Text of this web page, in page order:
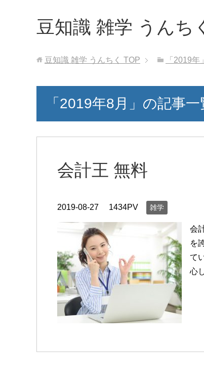
豆知識 雑学 うんち
豆知識 雑学 うんちく TOP 「2019
「2019年8月」の記事一
会計王 無料
2019-08-27 1434PV 雑学
会
を
て
心